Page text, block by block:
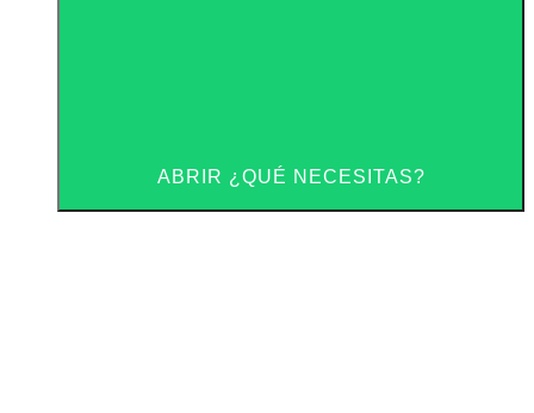
ABRIR ¿QUÉ NECESITAS?